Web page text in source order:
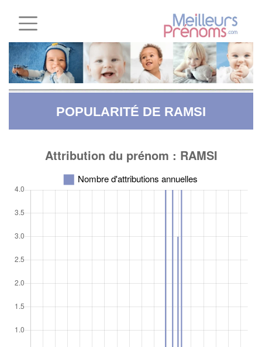
POPULARITÉ DE RAMSI